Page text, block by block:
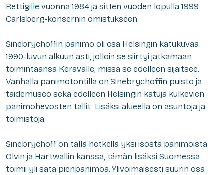
Rettigille vuonna 1984 ja sitten vuoden lopulla 1999
Carlsberg-konsernin omistukseen.
Sinebrychoffin panimo oli osa Helsingin katukuvaa
1990-luvun alkuun asti, jolloin se siirtyi jatkamaan
toimintaansa Keravalle, missä se edelleen sijaitsee.
Vanhalla panimotontilla on Sinebrychoffin puisto ja
taidemuseo sekä edelleen Helsingin katuja kulkevien
panimohevosten tallit. Lisäksi alueella on asuntoja ja
toimistoja.
Sinebrychoff on tällä hetkellä yksi isosta panimoista
Olvin ja Hartwallin kanssa, tämän lisäksi Suomessa
toimii yli sata pienpanimoa. Ylivoimaisesti suurin osa